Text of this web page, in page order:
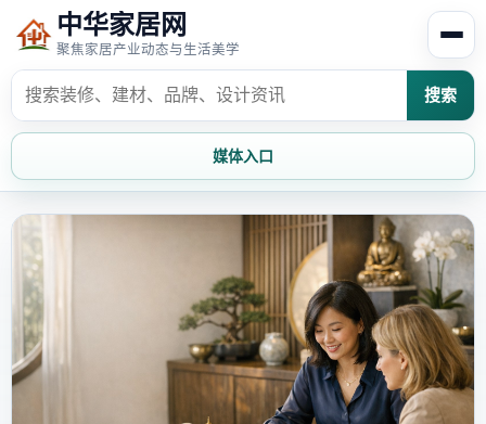
中华家居网
聚焦家居产业动态与生活美学
搜索
媒体入口
家居资讯
家居欣赏
装修设计
家居文化